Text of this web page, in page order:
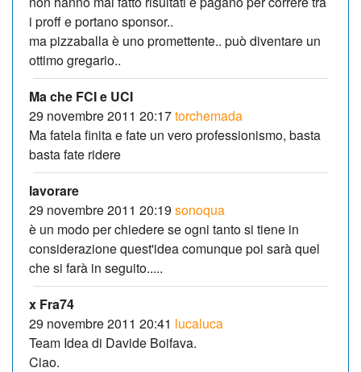
i proff e portano sponsor..
ma pizzaballa è uno promettente.. può diventare un
ottimo gregario..
Ma che FCI e UCI
29 novembre 2011 20:17torchemada
Ma fatela finita e fate un vero professionismo, basta
basta fate ridere
lavorare
29 novembre 2011 20:19 sonoqua
è un modo per chiedere se ogni tanto si tiene in
considerazione quest'idea comunque poi sarà quel
che si farà in seguito.....
x Fra74
29 novembre 2011 20:41 lucaluca
Team Idea di Davide Boifava.
Ciao.